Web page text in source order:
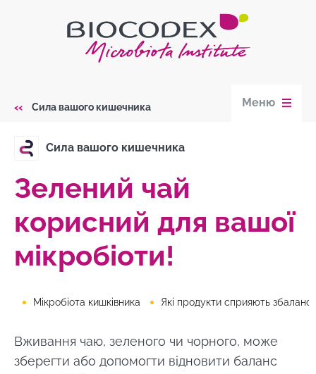
Сила вашого кишечника Меню
Сила вашого кишечника
Зелений чай
корисний для вашої
мікробіоти!
Мікробіота кишківника Які продукти сприяють збалансованій
Вживання чаю, зеленого чи чорного, може
зберегти або допомогти відновити баланс